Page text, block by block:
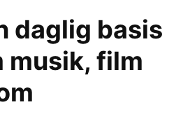
daglig basis
musik, film